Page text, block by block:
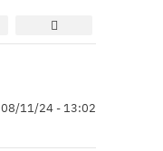
08/11/24 - 13:02